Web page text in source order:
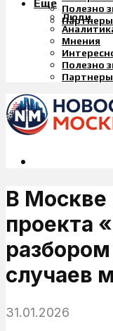
Полезно
Партнеры
Еще
Люди
Мнения
Полезно
Партнеры
В Москве
проекта
случаев
31.01.2026